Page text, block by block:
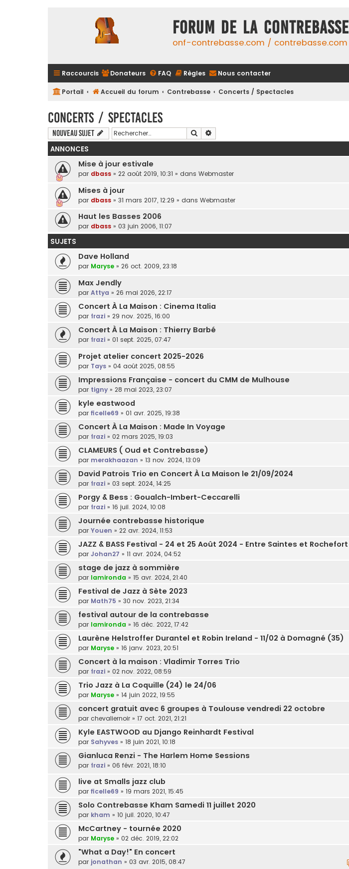
FORUM DE LA CONTREBASSE
onf-contrebasse.com / contrebasse.com
Raccourcis Donateurs FAQ Règles Nous contacter
Portail Accueil du forum Contrebasse Concerts / Spectacles
Concerts / Spectacles
Nouveau sujet Rechercher
ANNONCES
Mise à jour estivale
par dbass » 22 août 2019, 10:31 » dans Webmaster
Mises à jour
par dbass » 31 mars 2017, 12:29 » dans Webmaster
Haut les Basses 2006
par dbass » 03 juin 2006, 11:07
SUJETS
Dave Holland
par Maryse » 26 oct. 2009, 23:18
Max Jendly
par Attya » 26 mai 2026, 22:17
Concert À La Maison : Cinema Italia
par frazi » 29 nov. 2025, 16:00
Concert À La Maison : Thierry Barbé
par frazi » 01 sept. 2025, 07:47
Projet atelier concert 2025-2026
par Tays » 04 août 2025, 08:55
Impressions Française - concert du CMM de Mulhouse
par tigny » 28 mai 2023, 23:07
kyle eastwood
par ficelle69 » 01 avr. 2025, 19:38
Concert À La Maison : Made In Voyage
par frazi » 02 mars 2025, 19:03
CLAMEURS ( Oud et Contrebasse)
par merakhaazan » 13 nov. 2024, 13:09
David Patrois Trio en Concert À La Maison le 21/09/2024
par frazi » 03 sept. 2024, 14:25
Porgy & Bess : Goualch-Imbert-Ceccarelli
par frazi » 16 juil. 2024, 10:08
Journée contrebasse historique
par Youen » 22 avr. 2024, 11:53
JAZZ & BASS Festival - 24 et 25 Août 2024 - Entre Saintes et Rochefort
par Johan27 » 11 avr. 2024, 04:52
stage de jazz à sommière
par lamironda » 15 avr. 2024, 21:40
Festival de Jazz à Sète 2023
par Math75 » 30 nov. 2023, 21:34
festival autour de la contrebasse
par lamironda » 16 déc. 2022, 17:42
Laurène Helstroffer Durantel et Robin Ireland - 11/02 à Domagné (35)
par Maryse » 16 janv. 2023, 20:51
Concert à la maison : Vladimir Torres Trio
par frazi » 02 nov. 2022, 08:59
Trio Jazz à La Coquille (24) le 24/06
par Maryse » 14 juin 2022, 19:55
concert gratuit avec 6 groupes à Toulouse vendredi 22 octobre
par chevaliernoir » 17 oct. 2021, 21:21
Kyle EASTWOOD au Django Reinhardt Festival
par Sahyves » 18 juin 2021, 10:18
Gianluca Renzi - The Harlem Home Sessions
par frazi » 06 févr. 2021, 18:10
live at Smalls jazz club
par ficelle69 » 19 mars 2021, 15:45
Solo Contrebasse Kham Samedi 11 juillet 2020
par kham » 10 juil. 2020, 10:47
McCartney - tournée 2020
par Maryse » 02 déc. 2019, 22:02
"What a Day!" En concert
par jonathan » 03 avr. 2015, 08:47